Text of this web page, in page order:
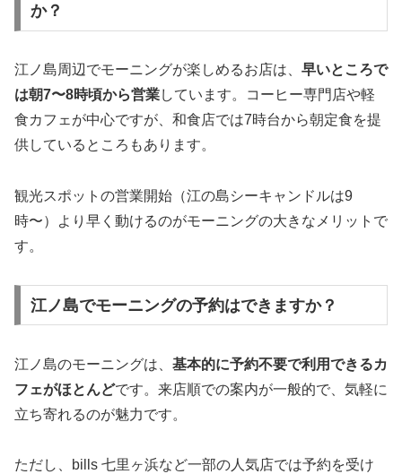
か？
江ノ島周辺でモーニングが楽しめるお店は、 早いところで
は朝7〜8時頃から営業しています。コーヒー専門店や軽
食カフェが中心ですが、和食店では7時台から朝定食を提
供しているところもあります。
観光スポットの営業開始（江の島シーキャンドルは9
時〜）より早く動けるのがモーニングの大きなメリットで
す。
江ノ島でモーニングの予約はできますか？
江ノ島のモーニングは、 基本的に予約不要で利用できるカ
フェがほとんどです。来店順での案内が一般的で、気軽に
立ち寄れるのが魅力です。
ただし、bills 七里ヶ浜など一部の人気店では予約を受け